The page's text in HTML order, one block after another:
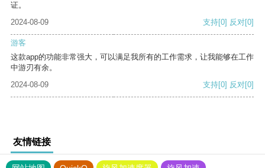
证。
2024-08-09
支持[0] 反对[0]
游客
这款app的功能非常强大，可以满足我所有的工作需求，让我能够在工作
中游刃有余。
2024-08-09
支持[0] 反对[0]
友情链接